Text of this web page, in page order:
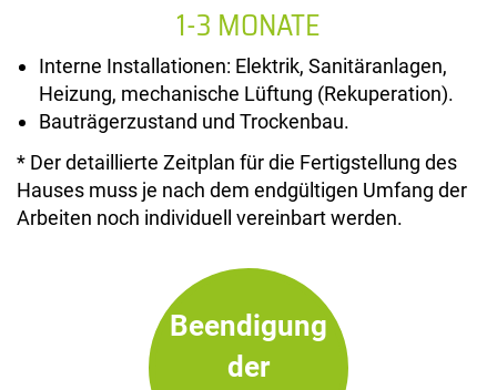
1-3 MONATE
Interne Installationen: Elektrik, Sanitäranlagen,
Heizung, mechanische Lüftung (Rekuperation).
Bauträgerzustand und Trockenbau.
* Der detaillierte Zeitplan für die Fertigstellung des
Hauses muss je nach dem endgültigen Umfang der
Arbeiten noch individuell vereinbart werden.
Beendigung
der